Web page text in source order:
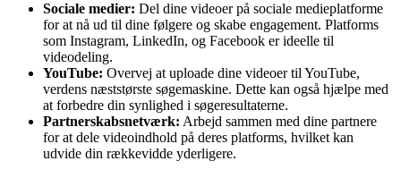
Sociale medier: Del dine videoer på sociale medieplatforme
for at nå ud til dine følgere og skabe engagement. Platforms
som Instagram, LinkedIn, og Facebook er ideelle til
videodeling.
YouTube: Overvej at uploade dine videoer til YouTube,
verdens næststørste søgemaskine. Dette kan også hjælpe med
at forbedre din synlighed i søgeresultaterne.
Partnerskabsnetværk: Arbejd sammen med dine partnere
for at dele videoindhold på deres platforms, hvilket kan
udvide din rækkevidde yderligere.